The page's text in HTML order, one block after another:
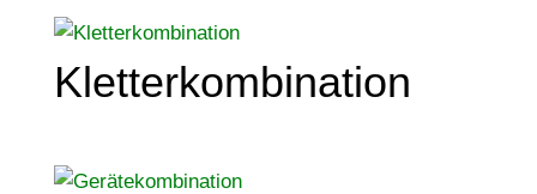
Kletterkombination